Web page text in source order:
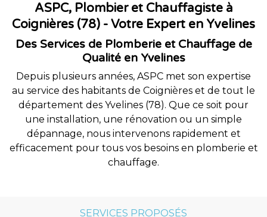
ASPC, Plombier et Chauffagiste à
Coignières (78) - Votre Expert en Yvelines
Des Services de Plomberie et Chauffage de
Qualité en Yvelines
Depuis plusieurs années, ASPC met son expertise
au service des habitants de Coignières et de tout le
département des Yvelines (78). Que ce soit pour
une installation, une rénovation ou un simple
dépannage, nous intervenons rapidement et
efficacement pour tous vos besoins en plomberie et
chauffage.
SERVICES PROPOSÉS